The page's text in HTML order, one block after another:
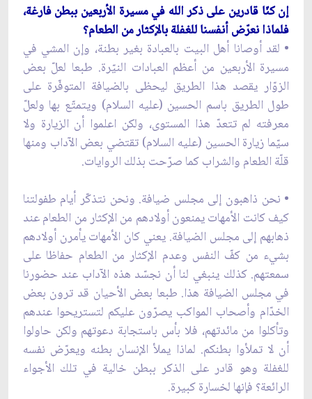
إن كنّا قادرين على ذكر الله في مسيرة الأربعين ببطن فارغة،
فلماذا نعرّض أنفسنا للغفلة بالإكثار من الطعام؟
• لقد أوصانا أهل البيت بالعبادة بغير بطنة، وإن المشي في
مسيرة الأربعين من أعظم العبادات النيّرة. طبعا لعلّ بعض
الزوّار يقصد هذا الطريق ليحظى بالضيافة المتوفّرة على
طول الطريق باسم الحسين (عليه السلام) ويتمتّع بها ولعلّ
معرفته لم تتعدّ هذا المستوى، ولكن اعلموا أن الزيارة ولا
سيّما زيارة الحسين (عليه السلام) تقتضي بعض الآداب ومنها
قلّة الطعام والشراب كما صرّحت بذلك الروايات.
• نحن ذاهبون إلى مجلس ضيافة. ونحن نتذكّر أيام طفولتنا
كيف كانت الأمهات يمنعون أولادهم من الإكثار من الطعام عند
ذهابهم إلى مجلس الضيافة. يعني كان الأمهات يأمرن أولادهم
بشيء من كفّ النفس وعدم الإكثار من الطعام حفاظا على
سمعتهم. كذلك ينبغي لنا أن نجسّد هذه الآداب عند حضورنا
في مجلس الضيافة هذا. طبعا بعض الأحيان قد ترون بعض
الخدّام وأصحاب المواكب يصرّون عليكم لتستريحوا عندهم
وتأكلوا من مائدتهم، فلا بأس باستجابة دعوتهم ولكن حاولوا
أن لا تملأوا بطنكم. لماذا يملأ الإنسان بطنه ويعرّض نفسه
للغفلة وهو قادر على الذكر ببطن خالية في تلك الأجواء
الرائعة؟ فإنها لخسارة كبيرة.